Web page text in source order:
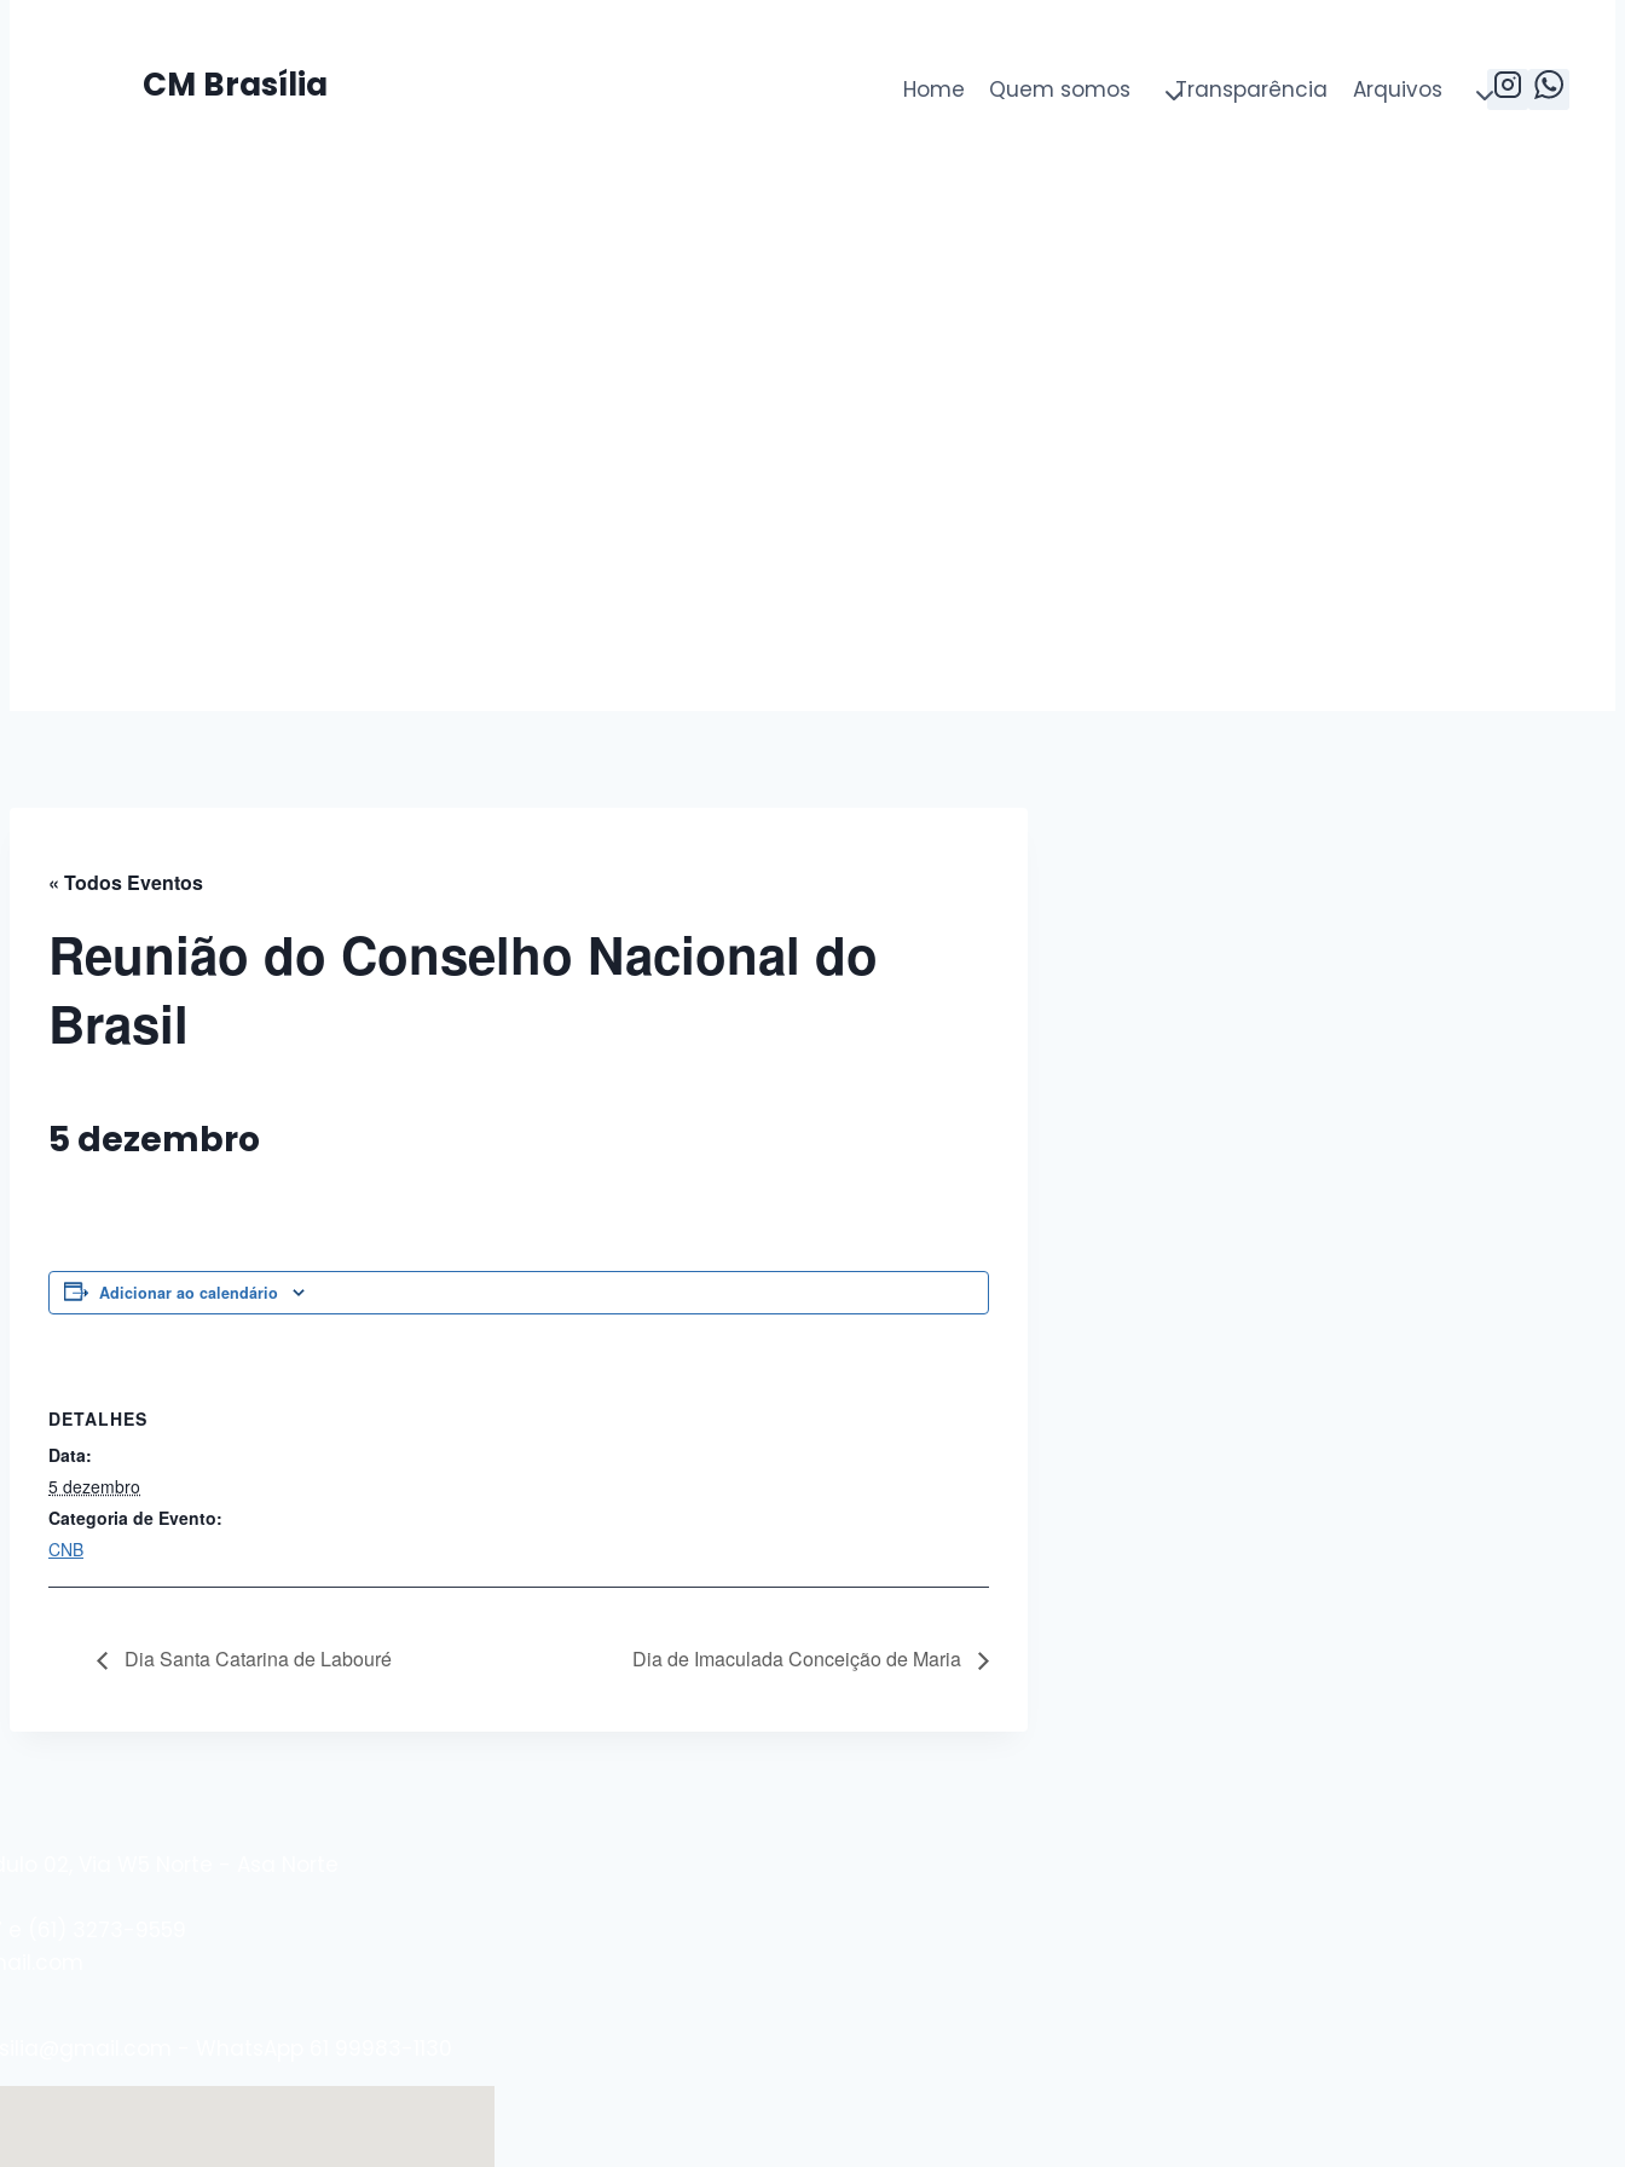
CM Brasília Home Quem somos Transparência Arquivos
« Todos Eventos
Reunião do Conselho Nacional do
Brasil
5 dezembro
Adicionar ao calendário
DETALHES
Data:
5 dezembro
Categoria de Evento:
CNB
Dia Santa Catarina de Labouré Dia de Imaculada Conceição de Maria